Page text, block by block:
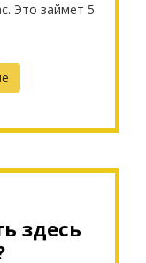
Это займет 5
здесь